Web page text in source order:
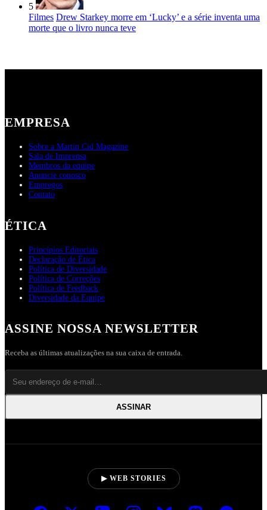
5
Filmes Drew Starkey morre em ‘Lucky’ e a série inventa uma
morte que o livro nunca teve
EMPRESA
Sobre a Martin Cid Magazine
Sala de Imprensa
Membros da equipe
Anuncie conosco
Empregos
Contato
ÉTICA
Princípios Editoriais
Declaração de Ética
Política de Diversidade
Política de Correções
Política de Feedback
Diversidade da Equipe
ASSINE NOSSA NEWSLETTER
Receba as últimas atualizações na sua caixa de entrada.
ASSINAR
▶ WEB STORIES